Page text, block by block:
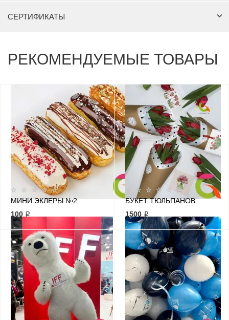
СЕРТИФИКАТЫ
РЕКОМЕНДУЕМЫЕ ТОВАРЫ
МИНИ ЭКЛЕРЫ №2
100 ₽
БУКЕТ ТЮЛЬПАНОВ
1500 ₽